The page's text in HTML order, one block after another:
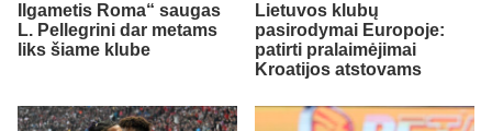
Ilgametis Roma“ saugas
L. Pellegrini dar metams
liks šiame klube
Lietuvos klubų
pasirodymai Europoje:
patirti pralaimėjimai
Kroatijos atstovams